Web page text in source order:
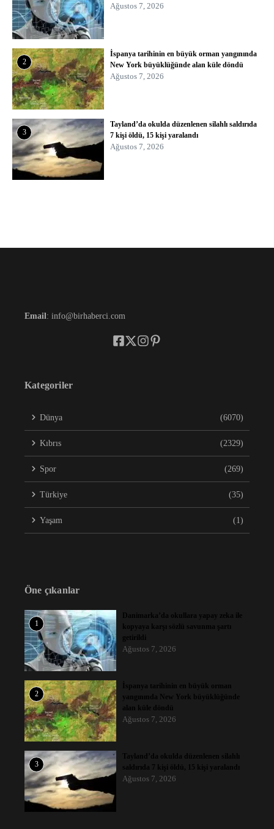
Ağustos 7, 2026
2
İspanya tarihinin en büyük orman yangınında
New York büyüklüğünde alan küle döndü
Ağustos 7, 2026
3
Tayland’da okulda düzenlenen silahlı saldırıda
7 kişi öldü, 15 kişi yaralandı
Ağustos 7, 2026
Email : info@birhaberci.com
Kategoriler
Dünya (6070)
Kıbrıs (2329)
Spor (269)
Türkiye (35)
Yaşam (1)
Öne çıkanlar
1
Danimarka’da okullara yapay zeka ile
kopyaya karşı sözlü savunma şartı
getirildi
Ağustos 7, 2026
2
İspanya tarihinin en büyük orman
yangınında New York büyüklüğünde
alan küle döndü
Ağustos 7, 2026
3
Tayland’da okulda düzenlenen silahlı
saldırıda 7 kişi öldü, 15 kişi yaralandı
Ağustos 7, 2026